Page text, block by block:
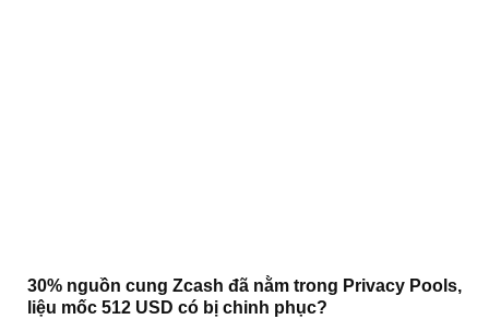
30% nguồn cung Zcash đã nằm trong Privacy Pools,
liệu mốc 512 USD có bị chinh phục?